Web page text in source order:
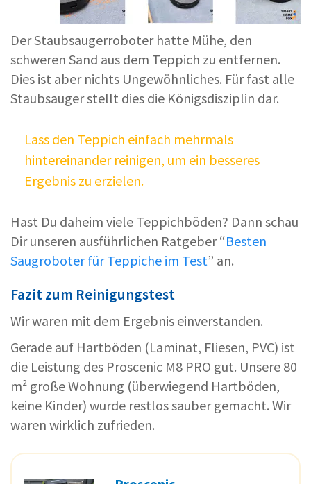
Der Staubsaugerroboter hatte Mühe, den
schweren Sand aus dem Teppich zu entfernen.
Dies ist aber nichts Ungewöhnliches. Für fast alle
Staubsauger stellt dies die Königsdisziplin dar.
Lass den Teppich einfach mehrmals
hintereinander reinigen, um ein besseres
Ergebnis zu erzielen.
Hast Du daheim viele Teppichböden? Dann schau
Dir unseren ausführlichen Ratgeber “Besten
Saugroboter für Teppiche im Test” an.
Fazit zum Reinigungstest
Wir waren mit dem Ergebnis einverstanden.
Gerade auf Hartböden (Laminat, Fliesen, PVC) ist
die Leistung des Proscenic M8 PRO gut. Unsere 80
m² große Wohnung (überwiegend Hartböden,
keine Kinder) wurde restlos sauber gemacht. Wir
waren wirklich zufrieden.